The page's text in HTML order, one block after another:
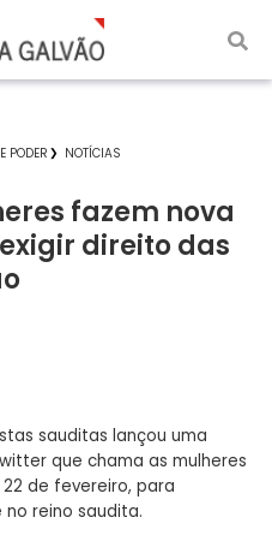
PODER NOTÍCIAS
fazem nova
direito das
sauditas lançou uma
que chama as mulheres
de fevereiro, para
reino saudita.